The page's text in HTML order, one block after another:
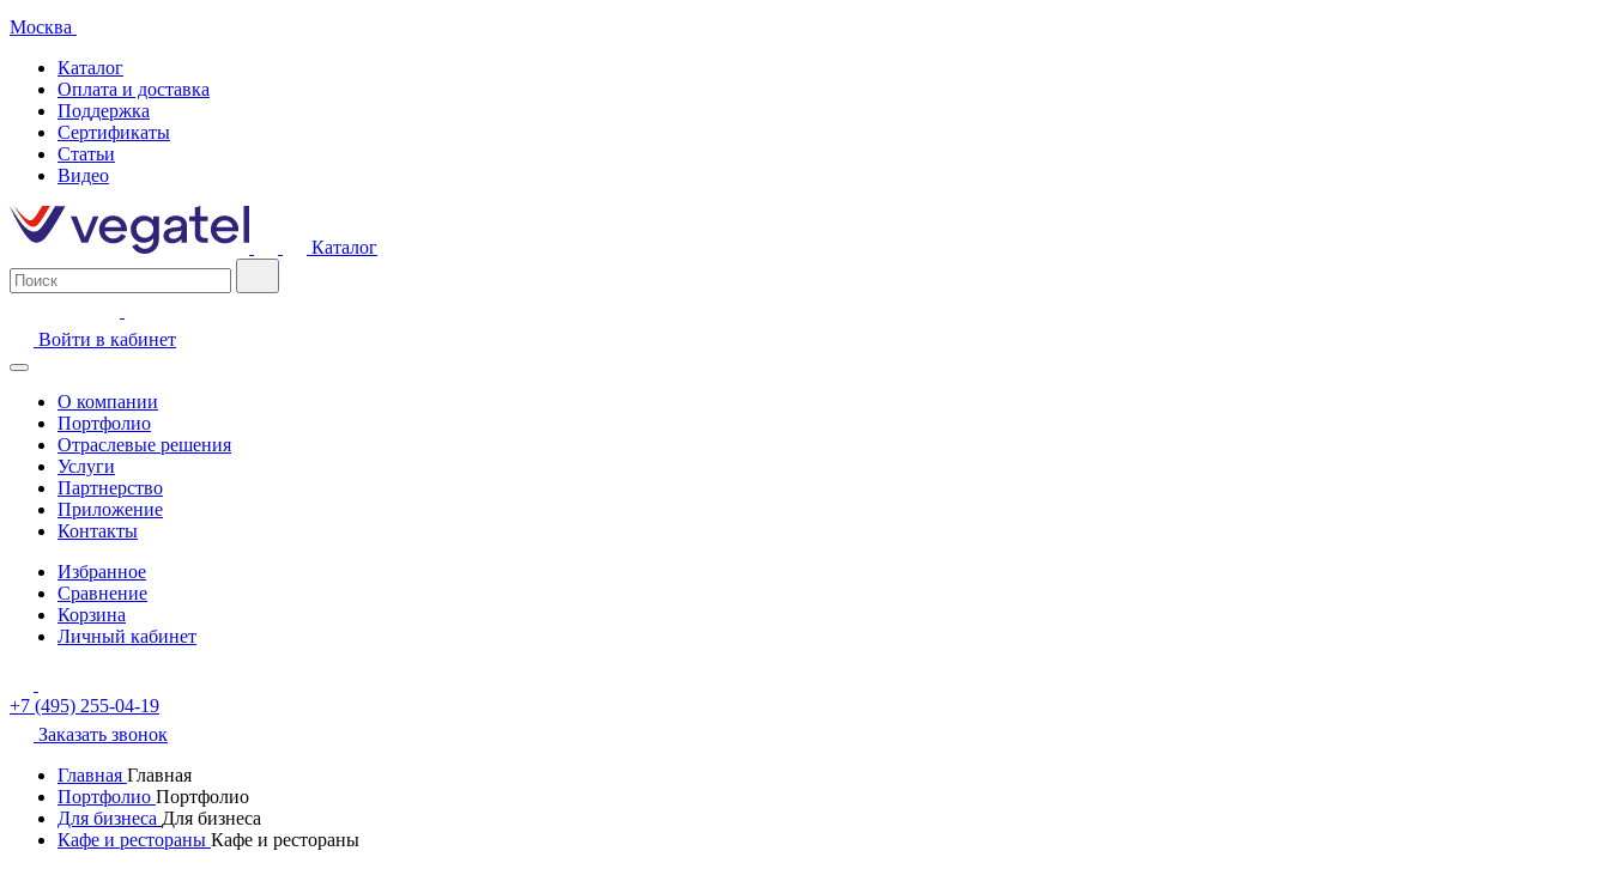
Москва
Каталог
Оплата и доставка
Поддержка
Сертификаты
Статьи
Видео
Каталог
Войти в кабинет
О компании
Портфолио
Отраслевые решения
Услуги
Партнерство
Приложение
Контакты
Избранное
Сравнение
Корзина
Личный кабинет
+7 (495) 255-04-19
Заказать звонок
Главная Главная
Портфолио Портфолио
Для бизнеса Для бизнеса
Кафе и рестораны Кафе и рестораны